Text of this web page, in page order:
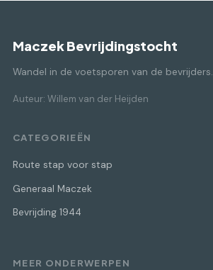
Maczek Bevrijdingstocht
Wandel in de voetsporen van de bevrijders.
Auteur: Willem van der Heijden
CATEGORIEËN
Route stap voor stap
Generaal Maczek
Bevrijding 1944
MEER ONDERWERPEN